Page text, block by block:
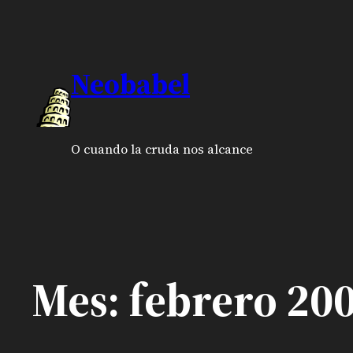
contenidoNeobabel
O cuando la cruda nos alcance
Mes:febrero